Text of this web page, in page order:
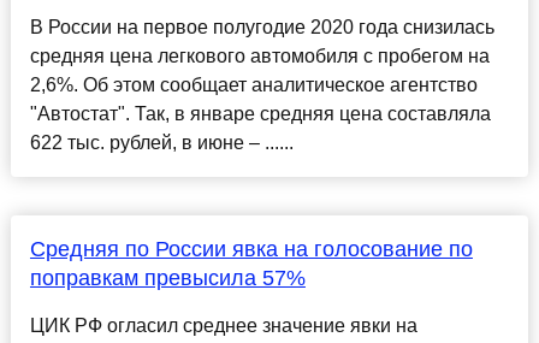
В России на первое полугодие 2020 года снизилась
средняя цена легкового автомобиля с пробегом на
2,6%. Об этом сообщает аналитическое агентство
"Автостат". Так, в январе средняя цена составляла
622 тыс. рублей, в июне – ......
Средняя по России явка на голосование по
поправкам превысила 57%
ЦИК РФ огласил среднее значение явки на